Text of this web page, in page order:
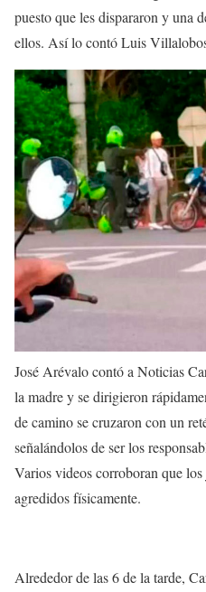
puesto queles dispararon y una
ellos. Así lo contó Luis
José Arévalo contó a Noticias
la madre y se dirigieron
de camino se cruzaron con un
señalándolos de ser los
Varios videos corroboran que los
agredidos físicamente.
Alrededor de las 6 de la tarde,